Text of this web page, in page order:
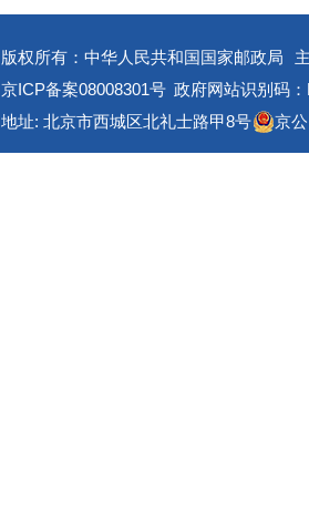
版权所有：中华人民共和国国家邮政局
京ICP备案08008301号 政府网站识别码
地址: 北京市西城区北礼士路甲8号
京